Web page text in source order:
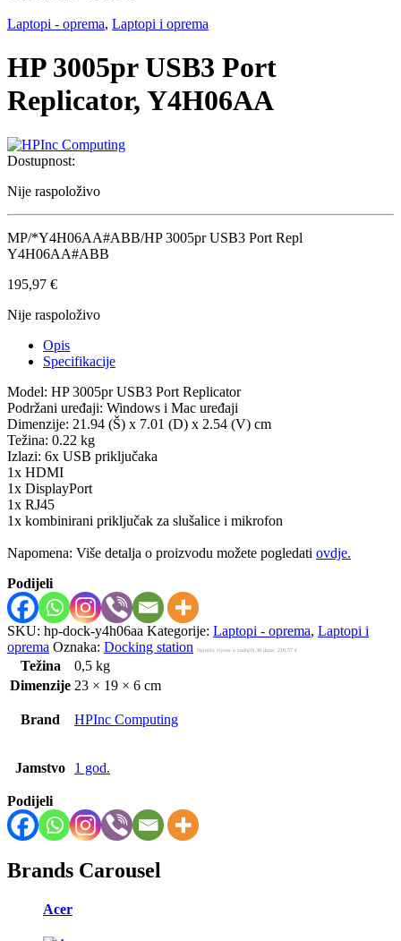
Laptopi - oprema, Laptopi i oprema
HP 3005pr USB3 Port
Replicator, Y4H06AA
Dostupnost:
Nije raspoloživo
MP/*Y4H06AA#ABB/HP 3005pr USB3 Port Repl
Y4H06AA#ABB
195,97 €
Nije raspoloživo
Opis
Specifikacije
Model: HP 3005pr USB3 Port Replicator
Podržani uređaji: Windows i Mac uređaji
Dimenzije: 21.94 (Š) x 7.01 (D) x 2.54 (V) cm
Težina: 0.22 kg
Izlazi: 6x USB priključaka
1x HDMI
1x DisplayPort
1x RJ45
1x kombinirani priključak za slušalice i mikrofon
Napomena: Više detalja o proizvodu možete pogledati ovdje.
Podijeli
SKU: hp-dock-y4h06aa Kategorije: Laptopi - oprema, Laptopi i
oprema Oznaka: Docking station Najniža cijena u zadnjih 30 dana: 219,57 €
Težina
0,5 kg
Dimenzije 23 × 19 × 6 cm
Brand HPInc Computing
Jamstvo 1 god.
Podijeli
Brands Carousel
Acer